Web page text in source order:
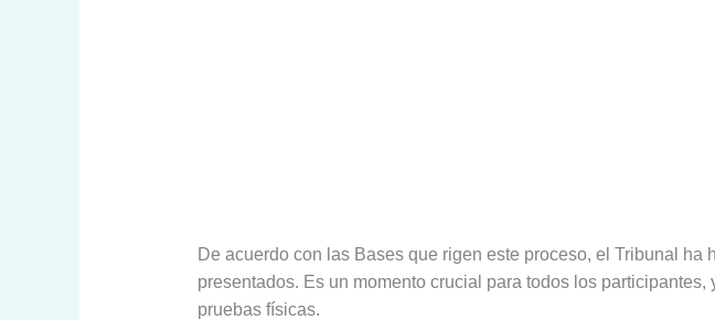
De acuerdo con las Bases que rigen este proceso, el Tribunal
presentados. Es un momento crucial para todos los
pruebas físicas.